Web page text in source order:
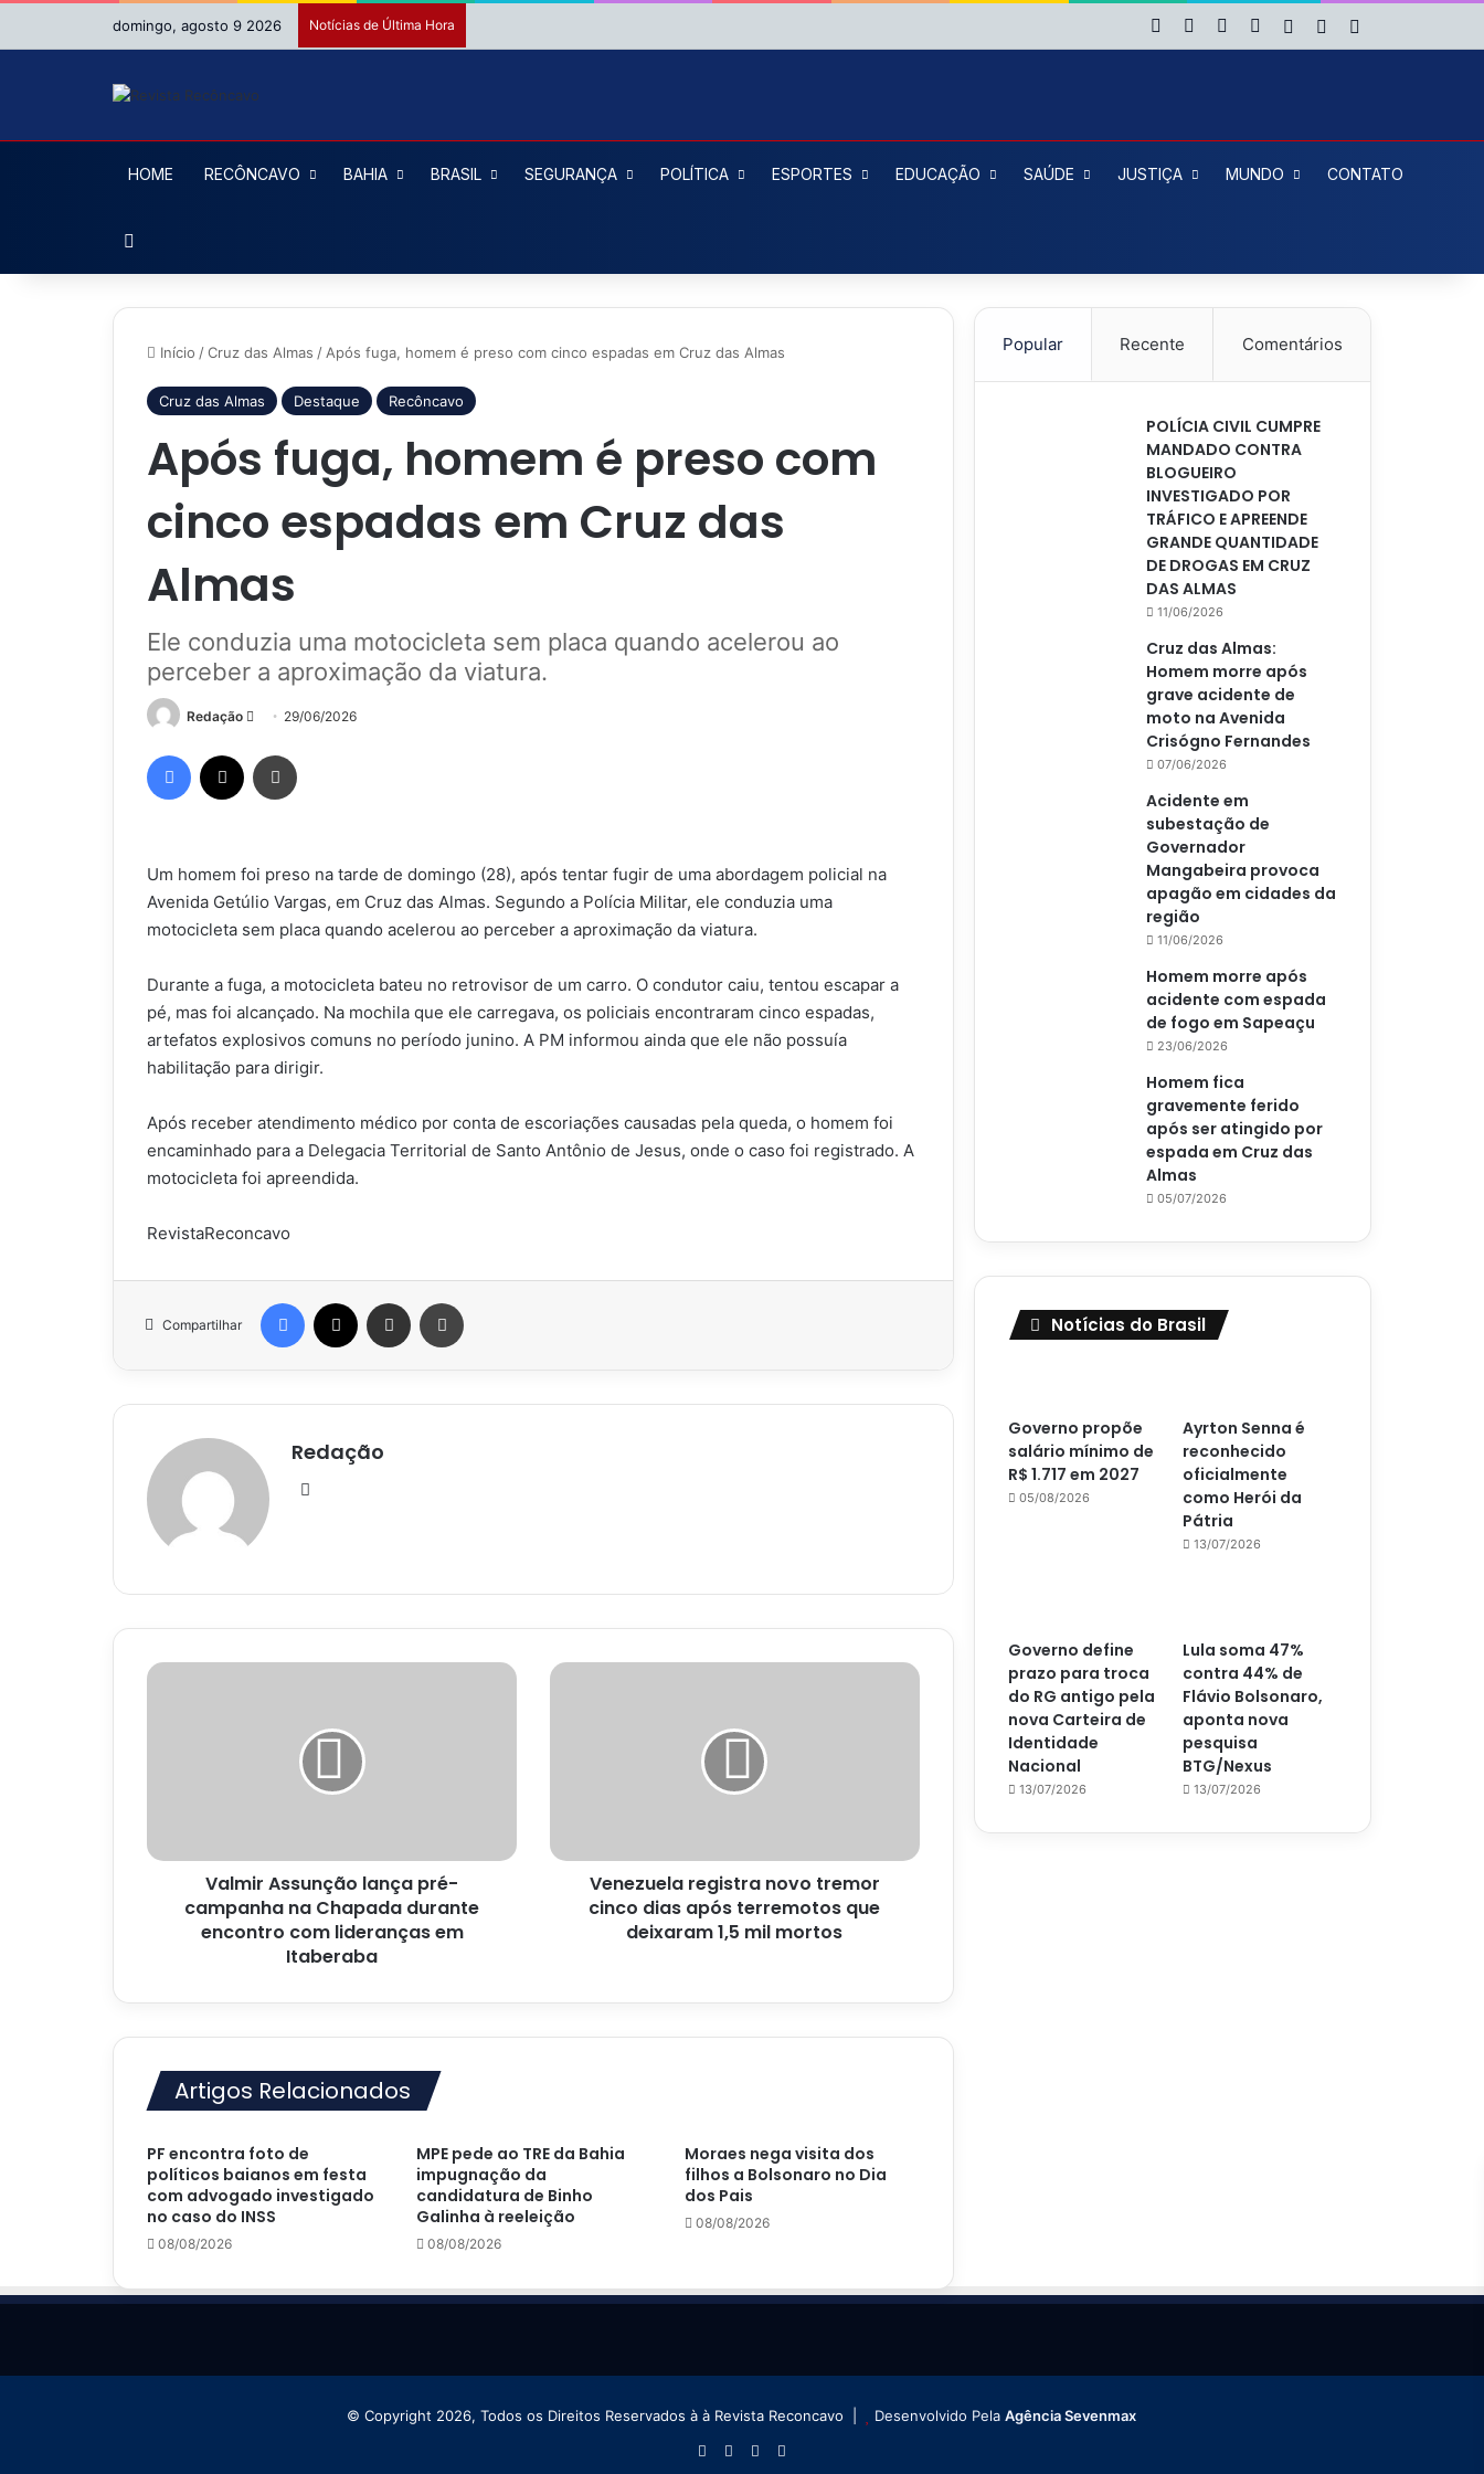
domingo, agosto 9 2026 Notícias de Última Hora Facebook YouTubeInstagram
Entrar Artigo aleatório
HOME RECÔNCAVO BAHIA BRASIL SEGURANÇA POLÍTICA ESPORTES EDUCAÇÃO SAÚDE JUSTIÇA MUNDO CONTATO
Início / Cruz das Almas / Após fuga, homem é preso com cinco espadas em Cruz das Almas
Cruz das Almas Destaque Recôncavo
Após fuga, homem é preso com
cinco espadas em Cruz das
Almas
Ele conduzia uma motocicleta sem placa quando acelerou ao
perceber a aproximação da viatura.
Redação
Mande
e-
mail
29/06/2026
Facebook
Um homem foi preso na tarde de domingo (28), após tentar fugir de uma abordagem policial na
Avenida Getúlio Vargas, em Cruz das Almas. Segundo a Polícia Militar, ele conduzia uma
motocicleta sem placa quando acelerou ao perceber a aproximação da viatura.
Durante a fuga, a motocicleta bateu no retrovisor de um carro. O condutor caiu, tentou escapar a
pé, mas foi alcançado. Na mochila que ele carregava, os policiais encontraram cinco espadas,
artefatos explosivos comuns no período junino. A PM informou ainda que ele não possuía
habilitação para dirigir.
Após receber atendimento médico por conta de escoriações causadas pela queda, o homem foi
encaminhado para a Delegacia Territorial de Santo Antônio de Jesus, onde o caso foi registrado. A
motocicleta foi apreendida.
RevistaReconcavo
Compartilhar
Facebook Compartilhar via e-mail
Redação
Valmir
encontro
lideranças
Valmir Assunção lança pré-
campanha na Chapada durante
encontro com lideranças em
Itaberaba
Venezuela
que
deixaramVenezuela registra novo tremor
cinco dias após terremotos que
deixaram 1,5 mil mortos
Artigos Relacionados
PF encontra foto de
políticos baianos em festa
com advogado investigado
no caso do INSS
08/08/2026
MPE pede ao TRE da Bahia
impugnação da
candidatura de Binho
Galinha à reeleição
08/08/2026
Moraes nega visita dos
filhos a Bolsonaro no Dia
dos Pais
08/08/2026
Popular Recente Comentários
POLÍCIA CIVIL CUMPRE
MANDADO CONTRA
BLOGUEIRO
INVESTIGADO POR
TRÁFICO E APREENDE
GRANDE QUANTIDADE
DE DROGAS EM CRUZ
DAS ALMAS
11/06/2026
Cruz das Almas:
Homem morre após
grave acidente de
moto na Avenida
Crisógno Fernandes
07/06/2026
Acidente em
subestação de
Governador
Mangabeira provoca
apagão em cidades da
região
11/06/2026
Homem morre após
acidente com espada
de fogo em Sapeaçu
23/06/2026
Homem fica
gravemente ferido
após ser atingido por
espada em Cruz das
Almas
05/07/2026
Notícias do Brasil
Governo propõe
salário mínimo de
R$ 1.717 em 2027
05/08/2026
Ayrton Senna é
reconhecido
oficialmente
como Herói da
Pátria
13/07/2026
Governo define
prazo para troca
do RG antigo pela
nova Carteira de
Identidade
Nacional
13/07/2026
Lula soma 47%
contra 44% de
Flávio Bolsonaro,
aponta nova
pesquisa
BTG/Nexus
13/07/2026
© Copyright 2026, Todos os Direitos Reservados à à Revista Reconcavo | Desenvolvido PelaAgência Sevenmax
Facebook
X YouTubeInstagram